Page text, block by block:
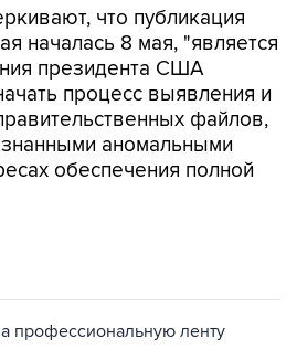
что публикация
началась 8 мая, "является
президента США
процесс выявления и
файлов,
аномальными
обеспечения полной
профессиональную ленту